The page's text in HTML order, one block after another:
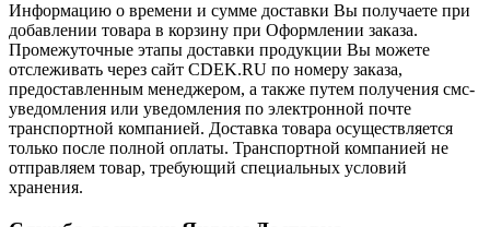
Информацию о времени и сумме доставки Вы получаете при
добавлении товара в корзину при Оформлении заказа.
Промежуточные этапы доставки продукции Вы можете
отслеживать через сайт CDEK.RU по номеру заказа,
предоставленным менеджером, а также путем получения смс-
уведомления или уведомления по электронной почте
транспортной компанией. Доставка товара осуществляется
только после полной оплаты. Транспортной компанией не
отправляем товар, требующий специальных условий
хранения.